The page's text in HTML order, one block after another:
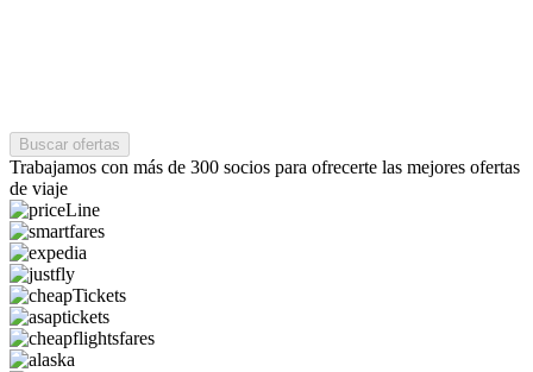
Buscar ofertas
Trabajamos con más de 300 socios para ofrecerte las mejores ofertas
de viaje